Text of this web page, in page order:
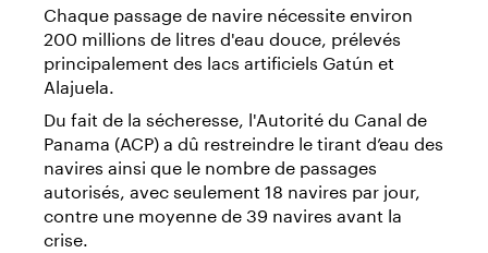
Chaque passage de navire nécessite environ
200 millions de litres d'eau douce, prélevés
principalement des lacs artificiels Gatún et
Alajuela.
Du fait de la sécheresse, l'Autorité du Canal de
Panama (ACP) a dû restreindre le tirant d’eau des
navires ainsi que le nombre de passages
autorisés, avec seulement 18 navires par jour,
contre une moyenne de 39 navires avant la
crise.